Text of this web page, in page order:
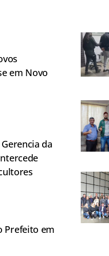
em Novo
da
Prefeito em